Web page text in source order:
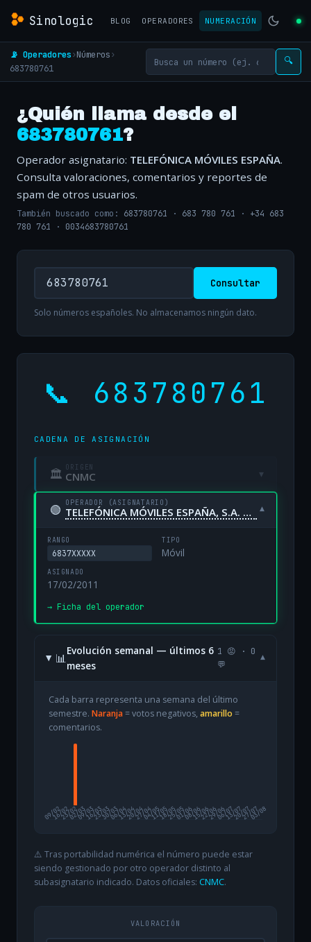
Sinologic BLOG OPERADORES NUMERACIÓN
📡 Operadores›Números›
683780761
🔍
¿Quién llama desde el
683780761?
Operador asignatario: TELEFÓNICA MÓVILES ESPAÑA.
Consulta valoraciones, comentarios y reportes de
spam de otros usuarios.
También buscado como: 683780761 · 683 780 761 · +34 683
780 761 · 0034683780761
Consultar
Solo números españoles. No almacenamos ningún dato.
📞 683780761
CADENA DE ASIGNACIÓN
🏛 ORIGEN
CNMC ▾
🟢 OPERADOR (ASIGNATARIO)
TELEFÓNICA MÓVILES ESPAÑA, S.A. UNIPERSONAL ▾
RANGO
6837XXXXX
TIPO
Móvil
ASIGNADO
17/02/2011
→ Ficha del operador
📊
Evolución semanal — últimos 6
meses
1 😡 · 0
💬
▾
Cada barra representa una semana del último
semestre. Naranja= votos negativos, amarillo =
comentarios.
09/02
16/0223/0202/0309/0316/0323/0330/0306/0413/0420/0427/0404/0511/0518/0525/0501/0608/0615/0622/0629/0606/0713/0720/0727/07
03/08
⚠️ Tras portabilidad numérica el número puede estar
siendo gestionado por otro operador distinto al
subasignatario indicado. Datos oficiales: CNMC.
VALORACIÓN